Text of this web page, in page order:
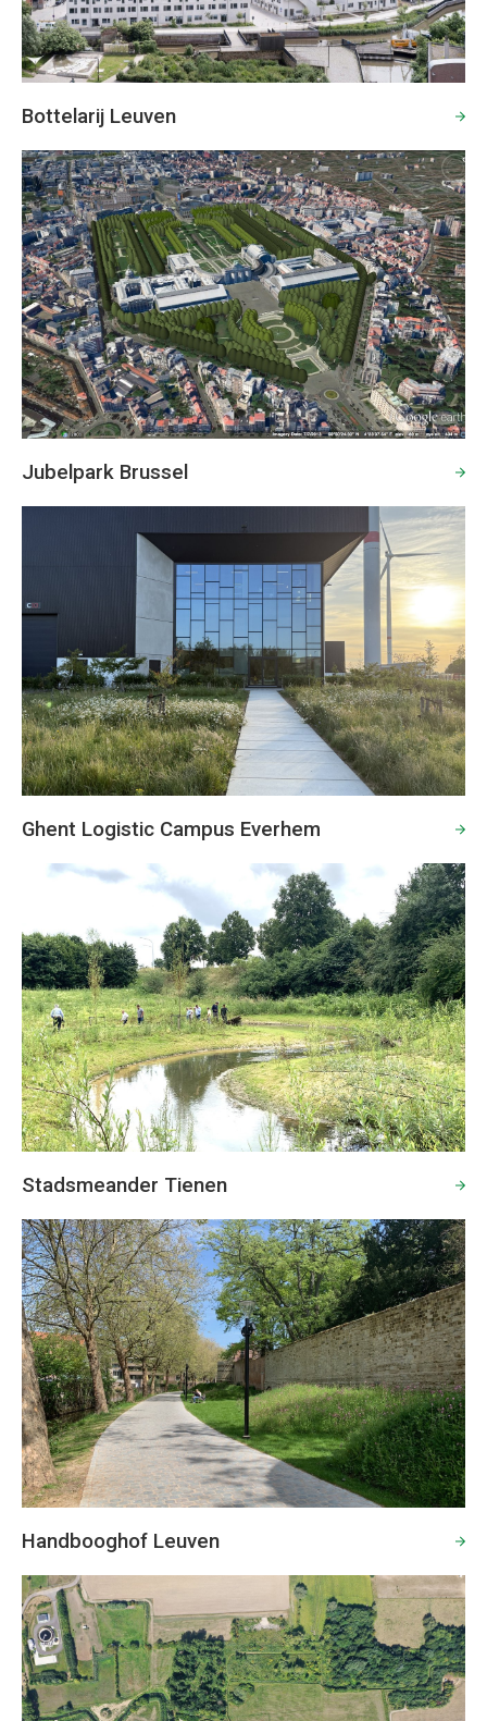
Bottelarij Leuven
Jubelpark Brussel
Ghent Logistic Campus Everhem
Stadsmeander Tienen
Handbooghof Leuven